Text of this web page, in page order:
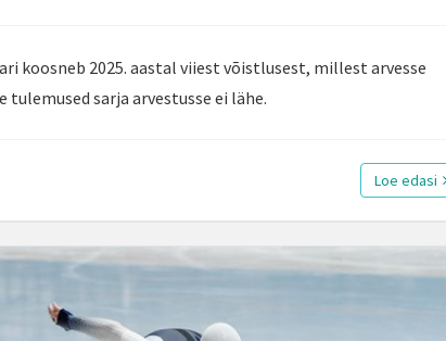
koosneb 2025. aastal viiest võistlusest, millest arvesse
tulemused sarja arvestusse ei lähe.
Loe edasi